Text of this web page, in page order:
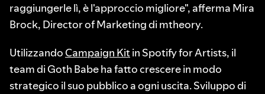
raggiungerle lì, è l'approccio migliore", afferma Mira
Brock, Director of Marketing di mtheory.
Utilizzando Campaign Kitin Spotify for Artists, il
team di Goth Babe ha fatto crescere in modo
strategico il suo pubblico a ogni uscita. Sviluppo di